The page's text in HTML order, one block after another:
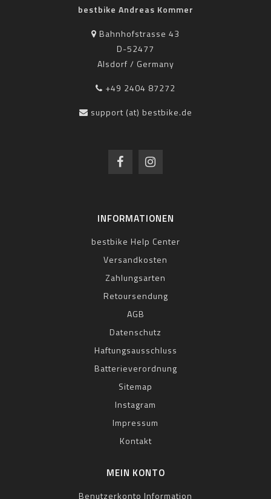
bestbike Andreas Kommer
Bahnhofstrasse 43
D-52477
Alsdorf / Germany
+49 2404 87272
support (at) bestbike.de
INFORMATIONEN
bestbike Help Center
Versandkosten
Zahlungsarten
Retoursendung
AGB
Datenschutz
Haftungsausschluss
Batterieverordnung
Sitemap
Instagram
Impressum
Kontakt
MEIN KONTO
Benutzerkonto Information